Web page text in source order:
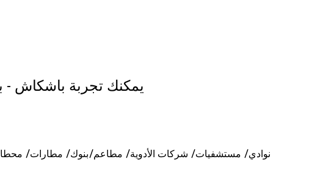
يمكنك تجربة باشكاش -
نوادي/ مستشفيات/ شركات الأدوية/ مطاعم/بنوك/ مطارات/ محطات